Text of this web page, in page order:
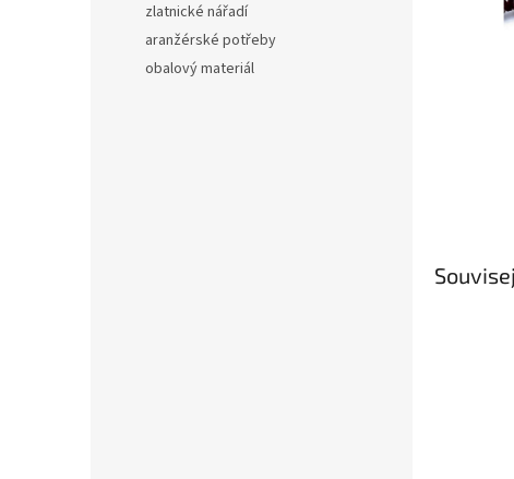
zlatnické nářadí
aranžérské potřeby
obalový materiál